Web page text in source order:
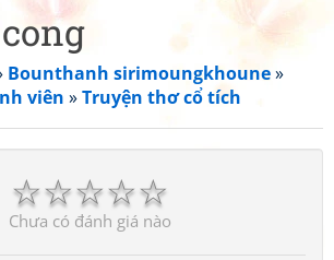
Bounthanh sirimoungkhoune»
viên »Truyện thơ cổ tích
☆
☆
☆
☆
☆
Chưa có đánh giá nào